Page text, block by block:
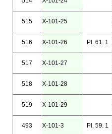
515 X-101-25
516 X-101-26 Pl. 61. 1
517 X-101-27
518 X-101-28
519 X-101-29
493 X-101-3 Pl. 59. 1